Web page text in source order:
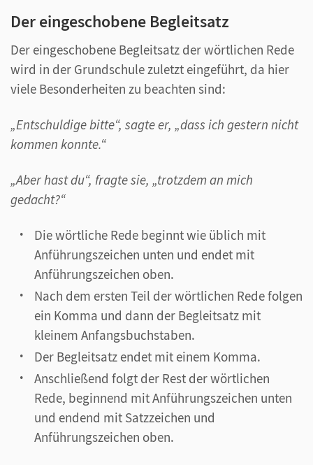
Der eingeschobene Begleitsatz
Der eingeschobene Begleitsatz der wörtlichen Rede
wird in der Grundschule zuletzt eingeführt, da hier
viele Besonderheiten zu beachten sind:
„Entschuldige bitte“, sagte er, „dass ich gestern nicht
kommen konnte.“
„Aber hast du“, fragte sie, „trotzdem an mich
gedacht?“
Die wörtliche Rede beginnt wie üblich mit
Anführungszeichen unten und endet mit
Anführungszeichen oben.
Nach dem ersten Teil der wörtlichen Rede folgen
ein Komma und dann der Begleitsatz mit
kleinem Anfangsbuchstaben.
Der Begleitsatz endet mit einem Komma.
Anschließend folgt der Rest der wörtlichen
Rede, beginnend mit Anführungszeichen unten
und endend mit Satzzeichen und
Anführungszeichen oben.